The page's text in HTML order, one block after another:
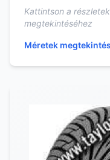
Kattintson a
megtekintéséhez
Méretek